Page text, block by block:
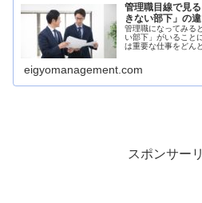
管理職目線で見
きない部下」の
管理職になってみる
い部下」がいること
は重要な仕事をどん
上で困るタイプの
のでしょうか？
eigyomanagement.com
スポンサー